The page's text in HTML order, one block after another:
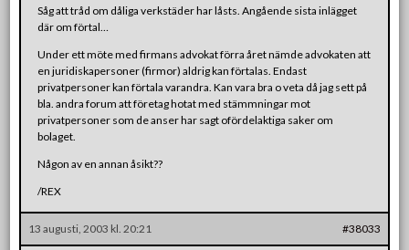
Såg att tråd om dåliga verkstäder har låsts. Angående sista inlägget
där om förtal…
Under ett möte med firmans advokat förra året nämde advokaten att
en juridiskapersoner (firmor) aldrig kan förtalas. Endast
privatpersoner kan förtala varandra. Kan vara bra o veta då jag sett på
bla. andra forum att företag hotat med stämmningar mot
privatpersoner som de anser har sagt ofördelaktiga saker om
bolaget.
Någon av en annan åsikt??
/REX
13 augusti, 2003 kl. 20:21 #38033